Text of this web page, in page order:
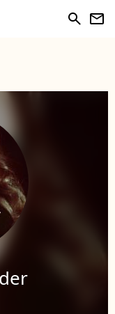
search newsletter